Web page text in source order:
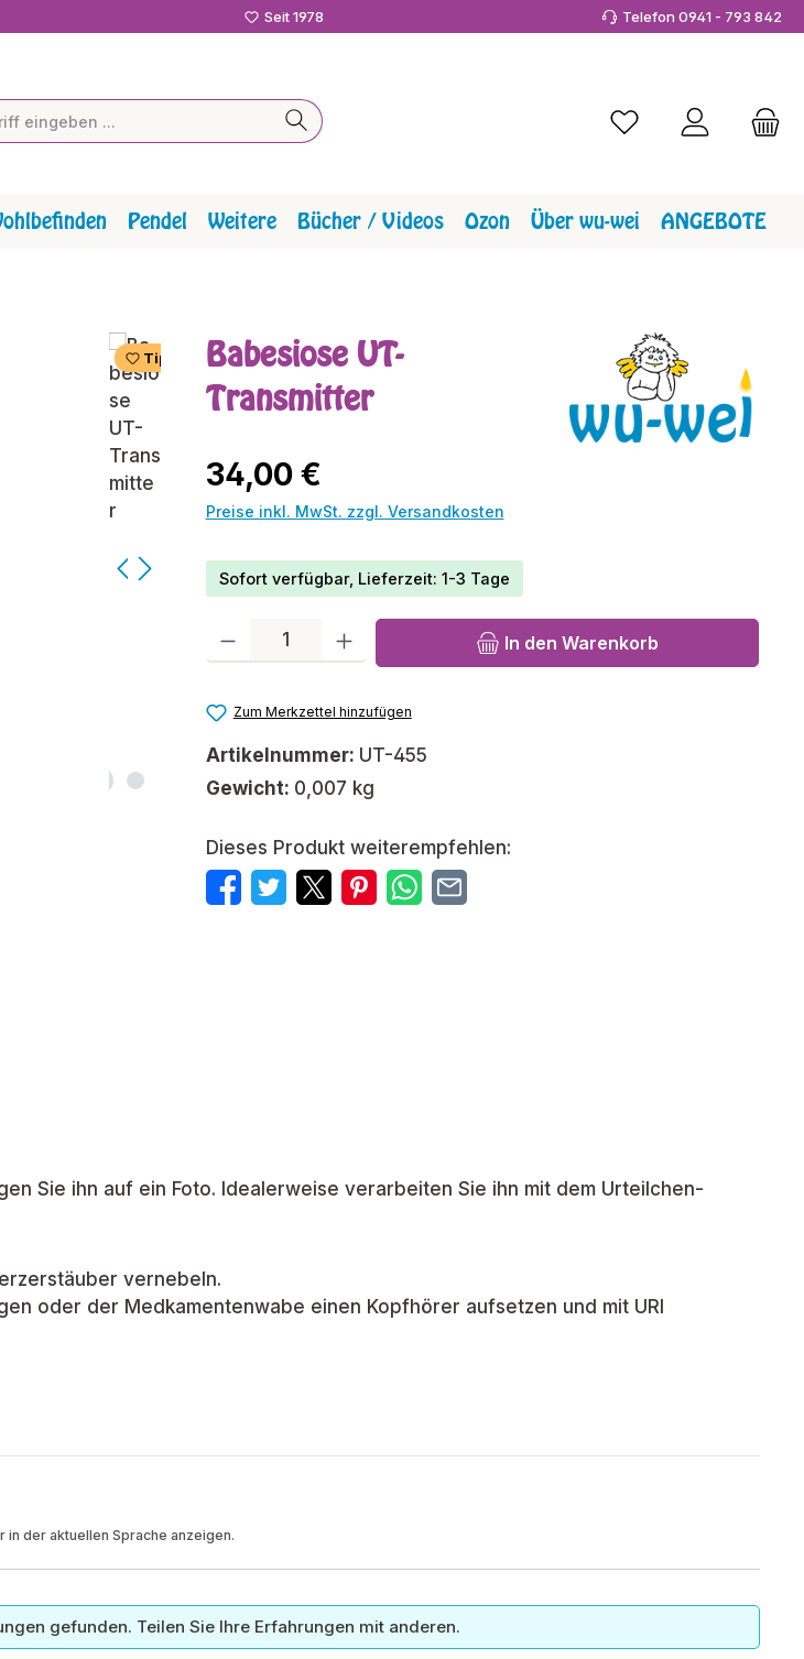
Seit 1978 Telefon 0941 - 793 842
Du hast 0 Produkte
Pendel Weitere Bücher / Videos Ozon Über wu-wei ANGEBOTE
Tipp
Babesiose UT-
Transmitter
Regulärer Preis:
34,00 €
Preise inkl. MwSt. zzgl. Versandkosten
Sofort verfügbar, Lieferzeit: 1-3 Tage
Produkt Anzahl: Gib den gewünschten Wert ein oder benutze die
In den Warenkorb
Zum Merkzettel hinzufügen
Artikelnummer: UT-455
Gewicht: 0,007 kg
Dieses Produkt weiterempfehlen:
Sie ihn auf ein Foto. Idealerweise verarbeiten Sie ihn mit dem Urteilchen-
vernebeln.
oder der Medkamentenwabe einen Kopfhörer aufsetzen und mit URI
in der aktuellen Sprache anzeigen.
gefunden. Teilen Sie Ihre Erfahrungen mit anderen.